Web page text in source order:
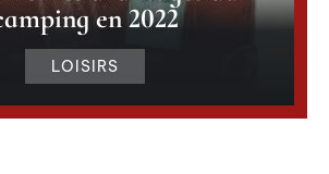
en 2022
LOISIRS